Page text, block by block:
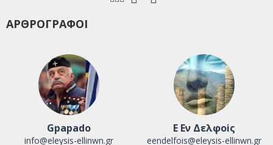
ΑΡΘΡΟΓΡΑΦΟΙ
Gpapado
info@eleysis-ellinwn.gr
Ε Εν Δελφοiς
eendelfois@eleysis-ellinwn.gr